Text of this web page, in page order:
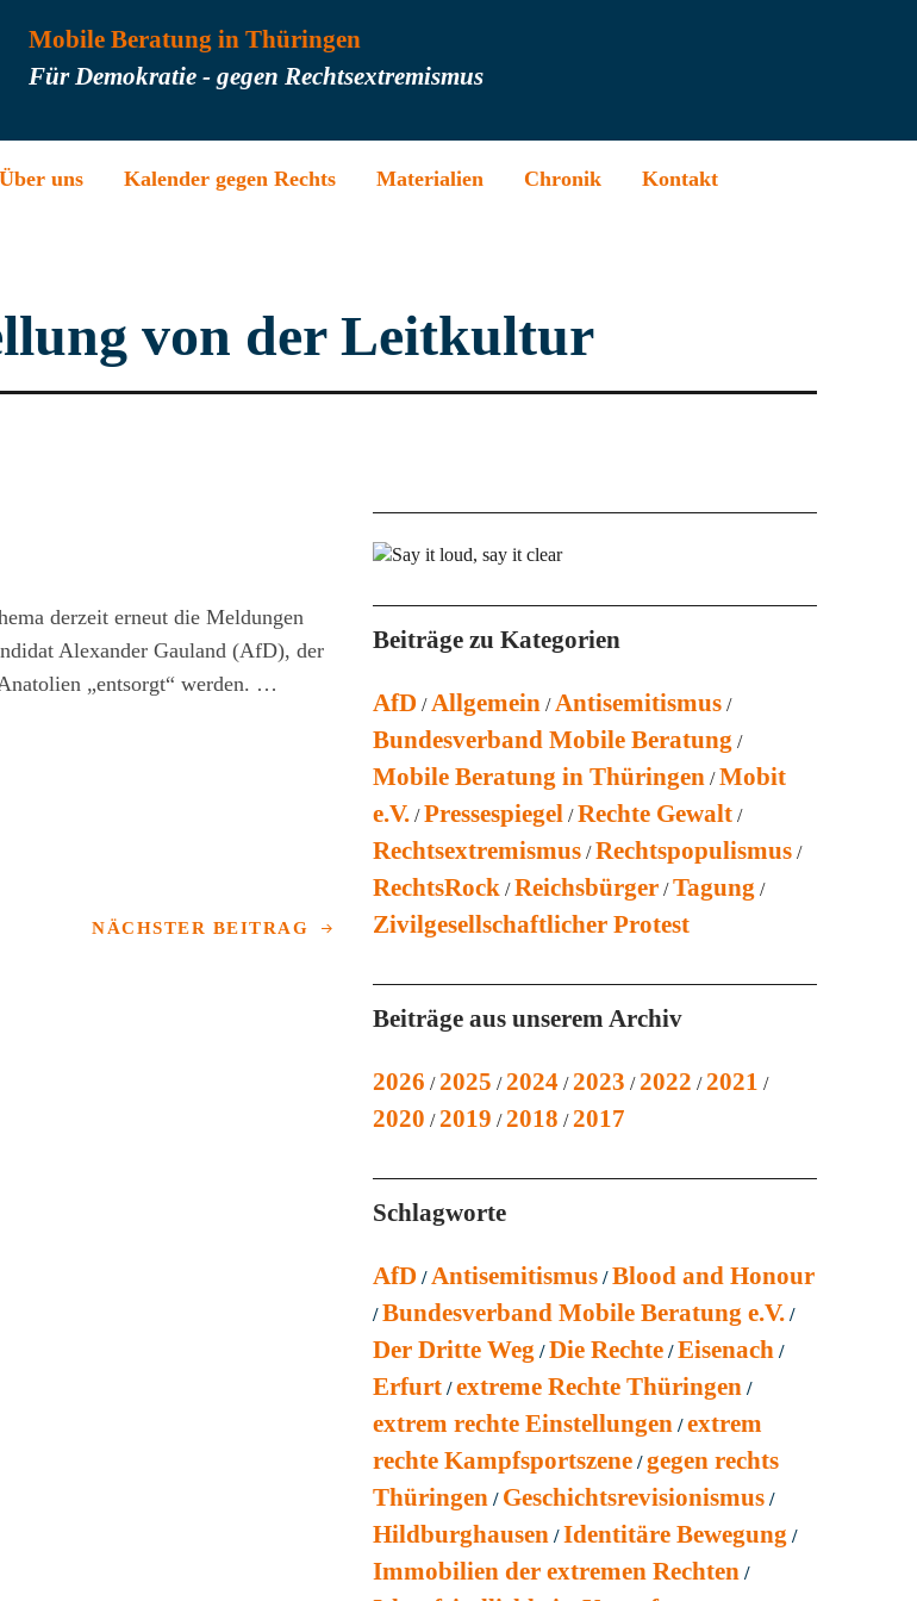
Mobile Beratung in Thüringen
Für Demokratie - gegen Rechtsextremismus
Über uns Kalender gegen Rechts Materialien Chronik Kontakt
von der Leitkultur
derzeit erneut die Meldungen
Alexander Gauland (AfD), der
„entsorgt“ werden. …
NÄCHSTER BEITRAG
Beiträge zu Kategorien
AfD Allgemein Antisemitismus
Bundesverband Mobile Beratung
Mobile Beratung in Thüringen Mobit
e.V. Pressespiegel Rechte Gewalt
Rechtsextremismus Rechtspopulismus
RechtsRock Reichsbürger Tagung
Zivilgesellschaftlicher Protest
Beiträge aus unserem Archiv
2026 2025 2024 2023 2022 2021
2020 2019 2018 2017
Schlagworte
AfD Antisemitismus Blood and Honour
Bundesverband Mobile Beratung e.V.
Der Dritte Weg Die Rechte Eisenach
Erfurt extreme Rechte Thüringen
extrem rechte Einstellungen extrem
rechte Kampfsportszene gegen rechts
Thüringen Geschichtsrevisionismus
Hildburghausen Identitäre Bewegung
Immobilien der extremen Rechten